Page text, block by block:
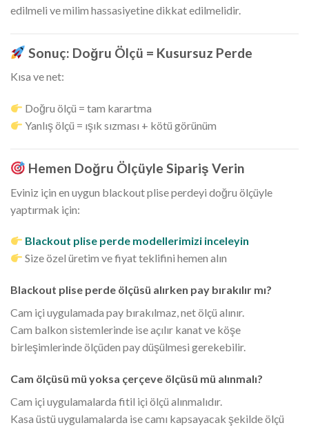
edilmeli ve milim hassasiyetine dikkat edilmelidir.
Sonuç: Doğru Ölçü = Kusursuz Perde
Kısa ve net:
Doğru ölçü = tam karartma
Yanlış ölçü = ışık sızması + kötü görünüm
Hemen Doğru Ölçüyle Sipariş Verin
Eviniz için en uygun blackout plise perdeyi doğru ölçüyle
yaptırmak için:
Blackout plise perde modellerimizi inceleyin
Size özel üretim ve fiyat teklifini hemen alın
Blackout plise perde ölçüsü alırken pay bırakılır mı?
Cam içi uygulamada pay bırakılmaz, net ölçü alınır.
Cam balkon sistemlerinde ise açılır kanat ve köşe
birleşimlerinde ölçüden pay düşülmesi gerekebilir.
Cam ölçüsü mü yoksa çerçeve ölçüsü mü alınmalı?
Cam içi uygulamalarda fitil içi ölçü alınmalıdır.
Kasa üstü uygulamalarda ise camı kapsayacak şekilde ölçü